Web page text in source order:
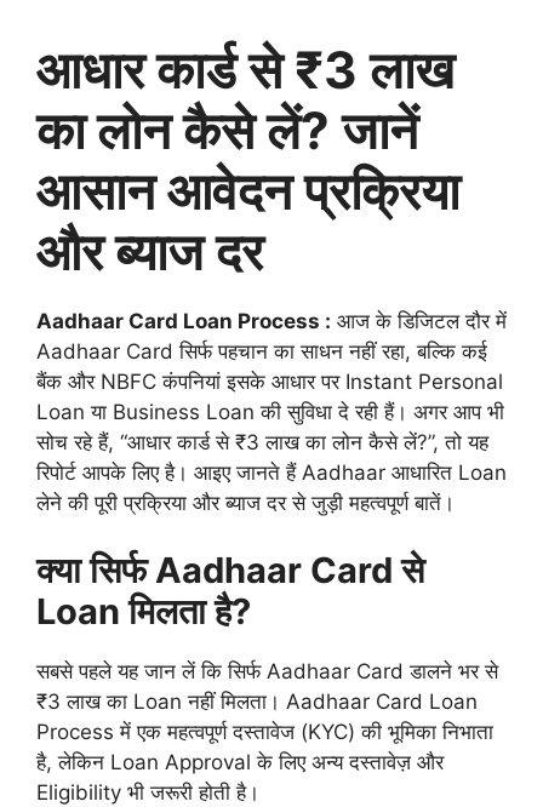
आधार कार्ड से ₹3 लाख
का लोन कैसे लें? जानें
आसान आवेदन प्रक्रिया
और ब्याज दर
Aadhaar Card Loan Process : आज के डिजिटल दौर में
Aadhaar Card सिर्फ पहचान का साधन नहीं रहा, बल्कि कई
बैंक और NBFC कंपनियां इसके आधार पर Instant Personal
Loan या Business Loan की सुविधा दे रही हैं। अगर आप भी
सोच रहे हैं, “आधार कार्ड से ₹3 लाख का लोन कैसे लें?”, तो यह
रिपोर्ट आपके लिए है। आइए जानते हैं Aadhaar आधारित Loan
लेने की पूरी प्रक्रिया और ब्याज दर से जुड़ी महत्वपूर्ण बातें।
क्या सिर्फ Aadhaar Card से
Loan मिलता है?
सबसे पहले यह जान लें कि सिर्फ Aadhaar Card डालने भर से
₹3 लाख का Loan नहीं मिलता। Aadhaar Card Loan
Process में एक महत्वपूर्ण दस्तावेज (KYC) की भूमिका निभाता
है, लेकिन Loan Approval के लिए अन्य दस्तावेज़ और
Eligibility भी जरूरी होती है।